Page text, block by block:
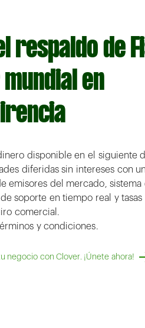
respaldo de
en
disponible en el siguiente
diferidas sin intereses con
emisores del mercado, sistema
soporte en tiempo real y
comercial.
y condiciones.
negocio con Clover. ¡Únete ahora!